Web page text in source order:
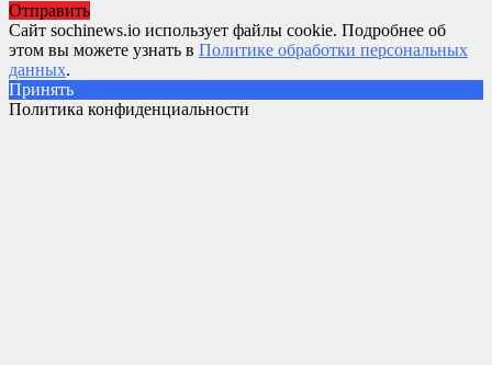
Отправить
Сайт sochinews.io использует файлы cookie. Подробнее об
этом вы можете узнать в Политике обработки персональных
данных.
Принять
Политика конфиденциальности